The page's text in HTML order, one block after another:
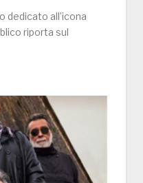
all’icona
riporta sul